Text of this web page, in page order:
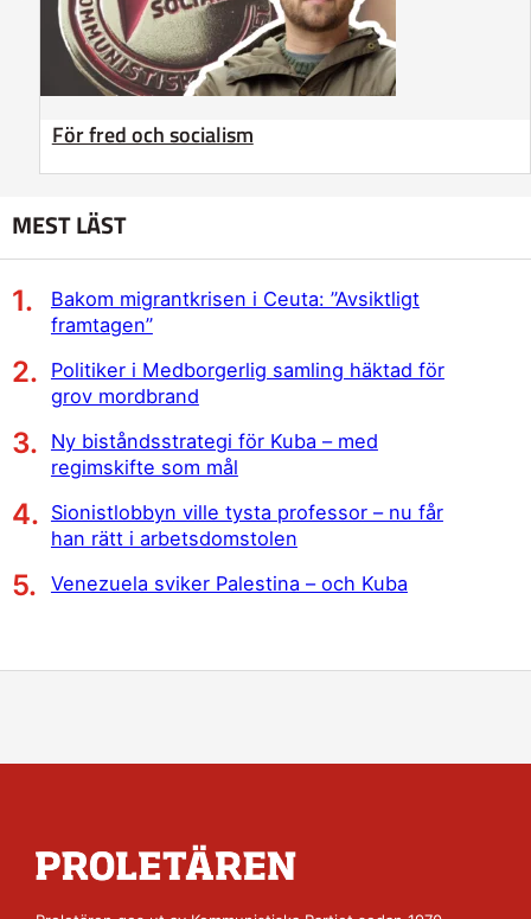
För fred och socialism
MEST LÄST
Bakom migrantkrisen i Ceuta: ”Avsiktligt
framtagen”
Politiker i Medborgerlig samling häktad för
grov mordbrand
Ny biståndsstrategi för Kuba – med
regimskifte som mål
Sionistlobbyn ville tysta professor – nu får
han rätt i arbetsdomstolen
Venezuela sviker Palestina – och Kuba